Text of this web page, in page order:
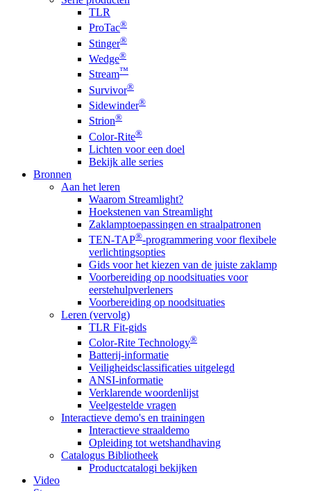
TLR
ProTac®
Stinger®
Wedge®
Stream™
Survivor®
Sidewinder®
Strion®
Color-Rite®
Lichten voor een doel
Bekijk alle series
Bronnen
Aan het leren
Waarom Streamlight?
Hoekstenen van Streamlight
Zaklamptoepassingen en straalpatronen
TEN-TAP®-programmering voor flexibele
verlichtingsopties
Gids voor het kiezen van de juiste zaklamp
Voorbereiding op noodsituaties voor
eerstehulpverleners
Voorbereiding op noodsituaties
Leren (vervolg)
TLR Fit-gids
Color-Rite Technology®
Batterij-informatie
Veiligheidsclassificaties uitgelegd
ANSI-informatie
Verklarende woordenlijst
Veelgestelde vragen
Interactieve demo's en trainingen
Interactieve straaldemo
Opleiding tot wetshandhaving
Catalogus Bibliotheek
Productcatalogi bekijken
Video